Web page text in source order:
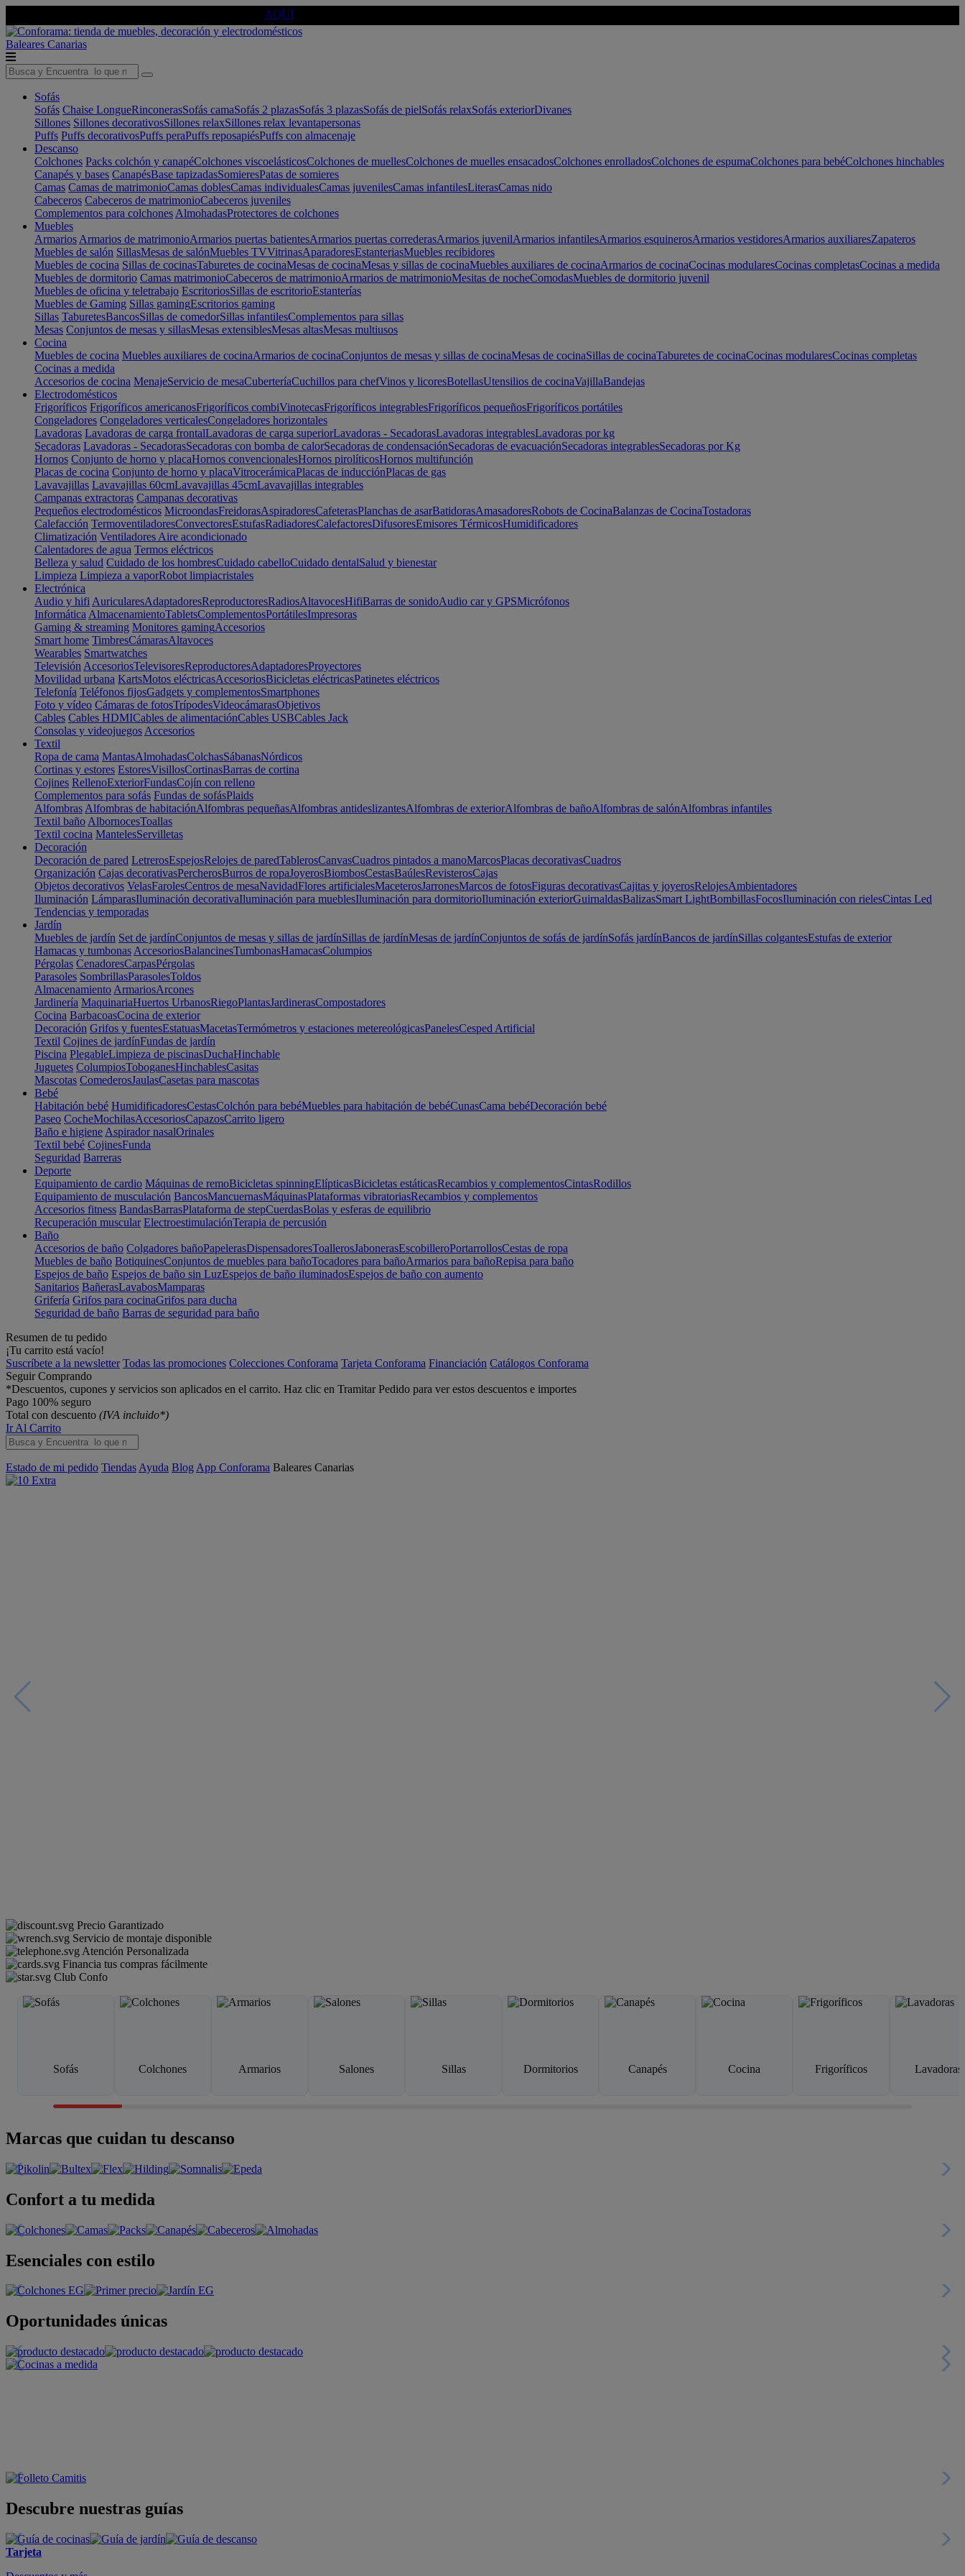
AQUÍ
Baleares Canarias
Sofás
Sofás Chaise LongueRinconerasSofás camaSofás 2 plazasSofás 3 plazasSofás de pielSofás relaxSofás exteriorDivanes
Sillones Sillones decorativosSillones relaxSillones relax levantapersonas
Puffs Puffs decorativosPuffs peraPuffs reposapiésPuffs con almacenaje
Descanso
Colchones Packs colchón y canapéColchones viscoelásticosColchones de muellesColchones de muelles ensacadosColchones enrolladosColchones de espumaColchones para bebéColchones hinchables
Canapés y bases CanapésBase tapizadasSomieresPatas de somieres
Camas Camas de matrimonioCamas doblesCamas individualesCamas juvenilesCamas infantilesLiterasCamas nido
Cabeceros Cabeceros de matrimonioCabeceros juveniles
Complementos para colchones AlmohadasProtectores de colchones
Muebles
Armarios Armarios de matrimonioArmarios puertas batientesArmarios puertas correderasArmarios juvenilArmarios infantilesArmarios esquinerosArmarios vestidoresArmarios auxiliaresZapateros
Muebles de salón SillasMesas de salónMuebles TVVitrinasAparadoresEstanteriasMuebles recibidores
Muebles de cocina Sillas de cocinasTaburetes de cocinaMesas de cocinaMesas y sillas de cocinaMuebles auxiliares de cocinaArmarios de cocinaCocinas modularesCocinas completasCocinas a medida
Muebles de dormitorio Camas matrimonioCabeceros de matrimonioArmarios de matrimonioMesitas de nocheComodasMuebles de dormitorio juvenil
Muebles de oficina y teletrabajo EscritoriosSillas de escritorioEstanterías
Muebles de Gaming Sillas gamingEscritorios gaming
Sillas TaburetesBancosSillas de comedorSillas infantilesComplementos para sillas
Mesas Conjuntos de mesas y sillasMesas extensiblesMesas altasMesas multiusos
Cocina
Muebles de cocina Muebles auxiliares de cocinaArmarios de cocinaConjuntos de mesas y sillas de cocinaMesas de cocinaSillas de cocinaTaburetes de cocinaCocinas modularesCocinas completas
Cocinas a medida
Accesorios de cocina MenajeServicio de mesaCuberteríaCuchillos para chefVinos y licoresBotellasUtensilios de cocinaVajillaBandejas
Electrodomésticos
Frigoríficos Frigoríficos americanosFrigoríficos combiVinotecasFrigoríficos integrablesFrigoríficos pequeñosFrigoríficos portátiles
Congeladores Congeladores verticalesCongeladores horizontales
Lavadoras Lavadoras de carga frontalLavadoras de carga superiorLavadoras - SecadorasLavadoras integrablesLavadoras por kg
Secadoras Lavadoras - SecadorasSecadoras con bomba de calorSecadoras de condensaciónSecadoras de evacuaciónSecadoras integrablesSecadoras por Kg
Hornos Conjunto de horno y placaHornos convencionalesHornos pirolíticosHornos multifunción
Placas de cocina Conjunto de horno y placaVitrocerámicaPlacas de inducciónPlacas de gas
Lavavajillas Lavavajillas 60cmLavavajillas 45cmLavavajillas integrables
Campanas extractoras Campanas decorativas
Pequeños electrodomésticos MicroondasFreidorasAspiradoresCafeterasPlanchas de asarBatidorasAmasadoresRobots de CocinaBalanzas de CocinaTostadoras
Calefacción TermoventiladoresConvectoresEstufasRadiadoresCalefactoresDifusoresEmisores TérmicosHumidificadores
Climatización Ventiladores Aire acondicionado
Calentadores de agua Termos eléctricos
Belleza y salud Cuidado de los hombresCuidado cabelloCuidado dentalSalud y bienestar
Limpieza Limpieza a vaporRobot limpiacristales
Electrónica
Audio y hifi AuricularesAdaptadoresReproductoresRadiosAltavocesHifiBarras de sonidoAudio car y GPSMicrófonos
Informática AlmacenamientoTabletsComplementosPortátilesImpresoras
Gaming & streaming Monitores gamingAccesorios
Smart home TimbresCámarasAltavoces
Wearables Smartwatches
Televisión AccesoriosTelevisoresReproductoresAdaptadoresProyectores
Movilidad urbana KartsMotos eléctricasAccesoriosBicicletas eléctricasPatinetes eléctricos
Telefonía Teléfonos fijosGadgets y complementosSmartphones
Foto y vídeo Cámaras de fotosTrípodesVideocámarasObjetivos
Cables Cables HDMICables de alimentaciónCables USBCables Jack
Consolas y videojuegos Accesorios
Textil
Ropa de cama MantasAlmohadasColchasSábanasNórdicos
Cortinas y estores EstoresVisillosCortinasBarras de cortina
Cojines RellenoExteriorFundasCojín con relleno
Complementos para sofás Fundas de sofásPlaids
Alfombras Alfombras de habitaciónAlfombras pequeñasAlfombras antideslizantesAlfombras de exteriorAlfombras de bañoAlfombras de salónAlfombras infantiles
Textil baño AlbornocesToallas
Textil cocina MantelesServilletas
Decoración
Decoración de pared LetrerosEspejosRelojes de paredTablerosCanvasCuadros pintados a manoMarcosPlacas decorativasCuadros
Organización Cajas decorativasPercherosBurros de ropaJoyerosBiombosCestasBaúlesRevisterosCajas
Objetos decorativos VelasFarolesCentros de mesaNavidadFlores artificialesMaceterosJarronesMarcos de fotosFiguras decorativasCajitas y joyerosRelojesAmbientadores
Iluminación LámparasIluminación decorativaIluminación para mueblesIluminación para dormitorioIluminación exteriorGuirnaldasBalizasSmart LightBombillasFocosIluminación con rielesCintas Led
Tendencias y temporadas
Jardín
Muebles de jardín Set de jardínConjuntos de mesas y sillas de jardínSillas de jardínMesas de jardínConjuntos de sofás de jardínSofás jardínBancos de jardínSillas colgantesEstufas de exterior
Hamacas y tumbonas AccesoriosBalancinesTumbonasHamacasColumpios
Pérgolas CenadoresCarpasPérgolas
Parasoles SombrillasParasolesToldos
Almacenamiento ArmariosArcones
Jardinería MaquinariaHuertos UrbanosRiegoPlantasJardinerasCompostadores
Cocina BarbacoasCocina de exterior
Decoración Grifos y fuentesEstatuasMacetasTermómetros y estaciones metereológicasPanelesCesped Artificial
Textil Cojines de jardínFundas de jardín
Piscina PlegableLimpieza de piscinasDuchaHinchable
Juguetes ColumpiosToboganesHinchablesCasitas
Mascotas ComederosJaulasCasetas para mascotas
Bebé
Habitación bebé HumidificadoresCestasColchón para bebéMuebles para habitación de bebéCunasCama bebéDecoración bebé
Paseo CocheMochilasAccesoriosCapazosCarrito ligero
Baño e higiene Aspirador nasalOrinales
Textil bebé CojinesFunda
Seguridad Barreras
Deporte
Equipamiento de cardio Máquinas de remoBicicletas spinningElípticasBicicletas estáticasRecambios y complementosCintasRodillos
Equipamiento de musculación BancosMancuernasMáquinasPlataformas vibratoriasRecambios y complementos
Accesorios fitness BandasBarrasPlataforma de stepCuerdasBolas y esferas de equilibrio
Recuperación muscular ElectroestimulaciónTerapia de percusión
Baño
Accesorios de baño Colgadores bañoPapelerasDispensadoresToallerosJabonerasEscobilleroPortarrollosCestas de ropa
Muebles de baño BotiquinesConjuntos de muebles para bañoTocadores para bañoArmarios para bañoRepisa para baño
Espejos de baño Espejos de baño sin LuzEspejos de baño iluminadosEspejos de baño con aumento
Sanitarios BañerasLavabosMamparas
Grifería Grifos para cocinaGrifos para ducha
Seguridad de baño Barras de seguridad para baño
Resumen de tu pedido
¡Tu carrito está vacío!
Suscríbete a la newsletter Todas las promociones Colecciones Conforama Tarjeta Conforama Financiación Catálogos Conforama
Seguir Comprando
*Descuentos, cupones y servicios son aplicados en el carrito. Haz clic en Tramitar Pedido para ver estos descuentos e importes
Pago 100% seguro
Total con descuento (IVA incluido*)
Ir Al Carrito
Estado de mi pedido Tiendas Ayuda Blog App Conforama Baleares Canarias
Precio Garantizado
Servicio de montaje disponible
Atención Personalizada
Financia tus compras fácilmente
Club Confo
Sofás Colchones Armarios Salones Sillas Dormitorios Canapés Cocina Frigoríficos Lavadoras
Marcas que cuidan tu descanso
Confort a tu medida
Esenciales con estilo
Oportunidades únicas
Descubre nuestras guías
Tarjeta